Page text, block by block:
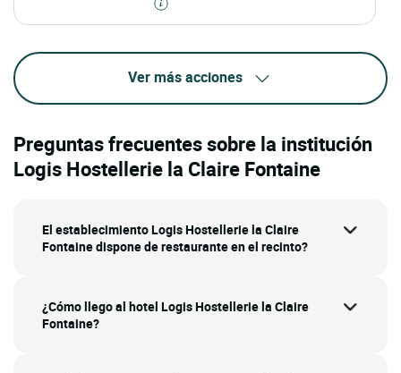
Ver más acciones
Preguntas frecuentes sobre la institución
Logis Hostellerie la Claire Fontaine
El establecimiento Logis Hostellerie la Claire
Fontaine dispone de restaurante en el recinto?
¿Cómo llego al hotel Logis Hostellerie la Claire
Fontaine?